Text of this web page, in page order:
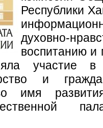
Республики
духовно-
воспитанию
участие в
и
во имя